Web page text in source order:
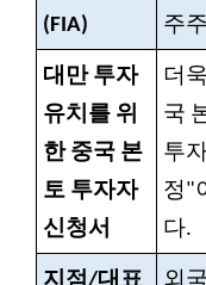
(FIA)
주
대만 투자
유치를 위
한 중국 본
토 투자자
신청서
더
국
투
정"
다.